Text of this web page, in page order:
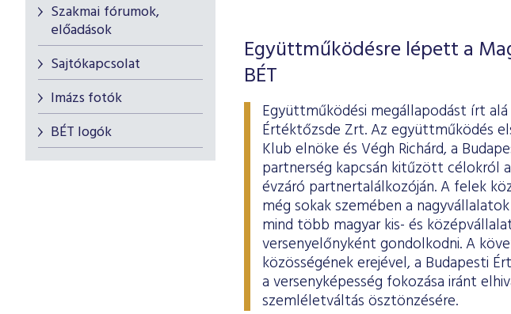
Szakmai fórumok,
előadások
Sajtókapcsolat
Imázs fotók
BÉT logók
Együttműködésre lépett a
BÉT
Együttműködési megállapodást írt
Értéktőzsde Zrt. Az együttműködés
Klub elnöke és Végh Richárd, a
partnerség kapcsán kitűzött célokról
évzáró partnertalálkozóján. A felek
még sokak szemében a
mind több magyar kis- és
versenyelőnyként gondolkodni. A
közösségének erejével, a Budapesti
a versenyképesség fokozása iránt
szemléletváltás ösztönzésére.